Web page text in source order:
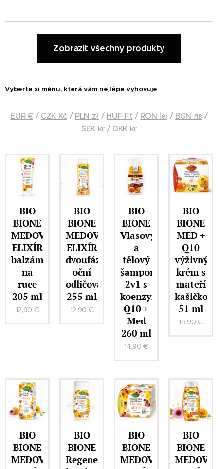
Zobrazit všechny produkty
Vyberte si měnu, která vám nejlépe vyhovuje
EUR €/ CZK Kč / PLN zł / HUF Ft / RON lei / BGN лв /
SEK kr/ DKK kr
BIO
BIONE
MEDOVÝ
ELIXÍR
balzám
na
ruce
205 ml
12,90 €
BIO
BIONE
MEDOVÝ
ELIXÍR
dvoufázový
oční
odličovač
255 ml
12,90 €
BIO
BIONE
Vlasový
a
tělový
šampon
2v1 s
koenzymem
Q10 +
Med
260 ml
14,90 €
BIO
BIONE
MED +
Q10
výživný
krém s
mateří
kašičkou
51 ml
15,90 €
BIO
BIONE
MEDOVÝ
BIO
BIONE
Regenerační
BIO
BIONE
MEDOVÝ
BIO
BIONE
MEDOVÝ